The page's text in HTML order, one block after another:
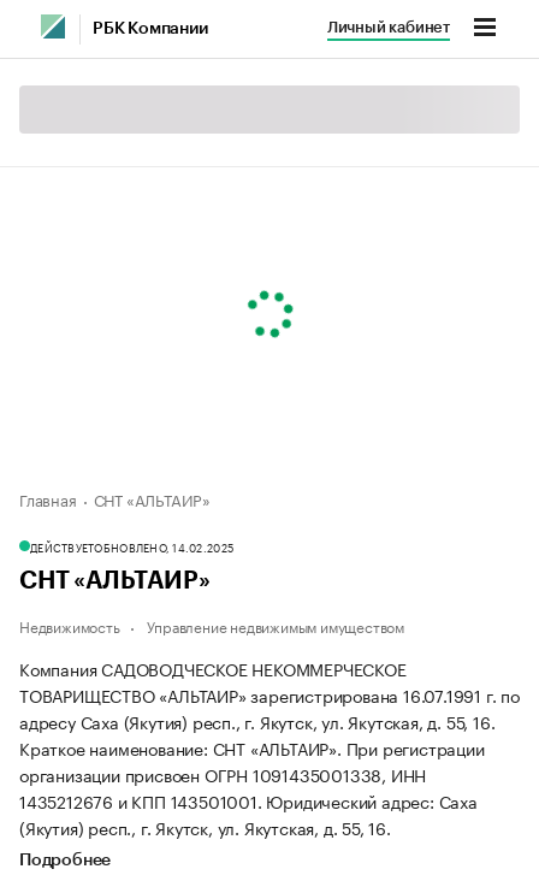
РБК Компании Личный кабинет
Главная СНТ «АЛЬТАИР»
ДЕЙСТВУЕТОБНОВЛЕНО, 14.02.2025
СНТ «АЛЬТАИР»
Недвижимость Управление недвижимым имуществом
Компания САДОВОДЧЕСКОЕ НЕКОММЕРЧЕСКОЕ
ТОВАРИЩЕСТВО «АЛЬТАИР» зарегистрирована 16.07.1991 г. по
адресу Саха (Якутия) респ., г. Якутск, ул. Якутская, д. 55, 16.
Краткое наименование: СНТ «АЛЬТАИР». При регистрации
организации присвоен ОГРН 1091435001338, ИНН
1435212676 и КПП 143501001. Юридический адрес: Саха
(Якутия) респ., г. Якутск, ул. Якутская, д. 55, 16.
Подробнее